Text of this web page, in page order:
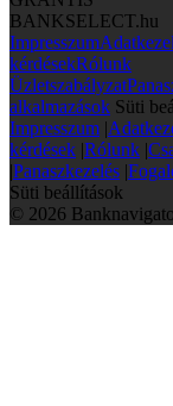
BANKSELECT.hu
Impresszum
kérdésekRólunk
Üzletszabályzat
alkalmazások Süti
Impresszum |
kérdések |Rólunk |
|Panaszkezelés |
Süti beállítások
© 2026